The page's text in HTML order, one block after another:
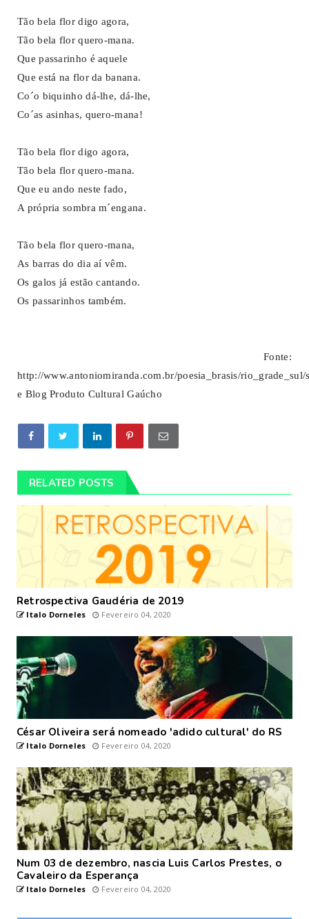
Tão bela flor digo agora,
Tão bela flor quero-mana.
Que passarinho é aquele
Que está na flor da banana.
Co´o biquinho dá-lhe, dá-lhe,
Co´as asinhas, quero-mana!
Tão bela flor digo agora,
Tão bela flor quero-mana.
Que eu ando neste fado,
A própria sombra m´engana.
Tão bela flor quero-mana,
As barras do dia aí vêm.
Os galos já estão cantando.
Os passarinhos também.
Fonte:
http://www.antoniomiranda.com.br/poesia_brasis/rio_grade_sul/
e Blog Produto Cultural Gaúcho
RELATED POSTS
Retrospectiva Gaudéria de 2019
Italo Dorneles Fevereiro 04, 2020
César Oliveira será nomeado 'adido cultural' do RS
Italo Dorneles Fevereiro 04, 2020
Num 03 de dezembro, nascia Luis Carlos Prestes, o
Cavaleiro da Esperança
Italo Dorneles Fevereiro 04, 2020